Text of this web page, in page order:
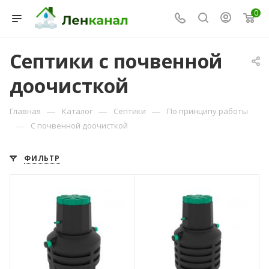
0
Септики с почвенной
доочисткой
Главная — Каталог — Септики — По принципу работы
— С почвенной доочисткой
ФИЛЬТР
пользователей
Объем переработки,
м3/сутки
пользователей
Объем переработки,
м3/сутки
Онлайн — отвечаем моментально